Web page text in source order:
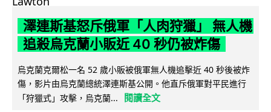
澤連斯基怒斥俄軍「人肉狩獵」 無人機
追殺烏克蘭小販近 40 秒仍被炸傷
烏克蘭克爾松一名 52 歲小販被俄軍無人機追擊近 40 秒後被炸
傷，影片由烏克蘭總統澤連斯基公開。他直斥俄軍對平民進行
「狩獵式」攻擊，烏克蘭...
閱讀全文